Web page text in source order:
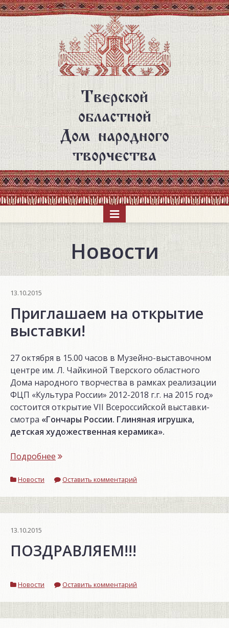
Перейти
к
основному
содержанию
Тверской
областной
Дом народного
творчества
Новости
13.10.2015
Приглашаем на открытие
выставки!
27 октября в 15.00 часов в Музейно-выставочном
центре им. Л. Чайкиной Тверского областного
Дома народного творчества в рамках реализации
ФЦП «Культура России» 2012-2018 г.г. на 2015 год»
состоится открытие VII Всероссийской выставки-
смотра «Гончары России. Глиняная игрушка,
детская художественная керамика».
Подробнее «Приглашаем
открытие
Новости Оставить комментарий
13.10.2015
ПОЗДРАВЛЯЕМ!!!
Новости Оставить комментарий